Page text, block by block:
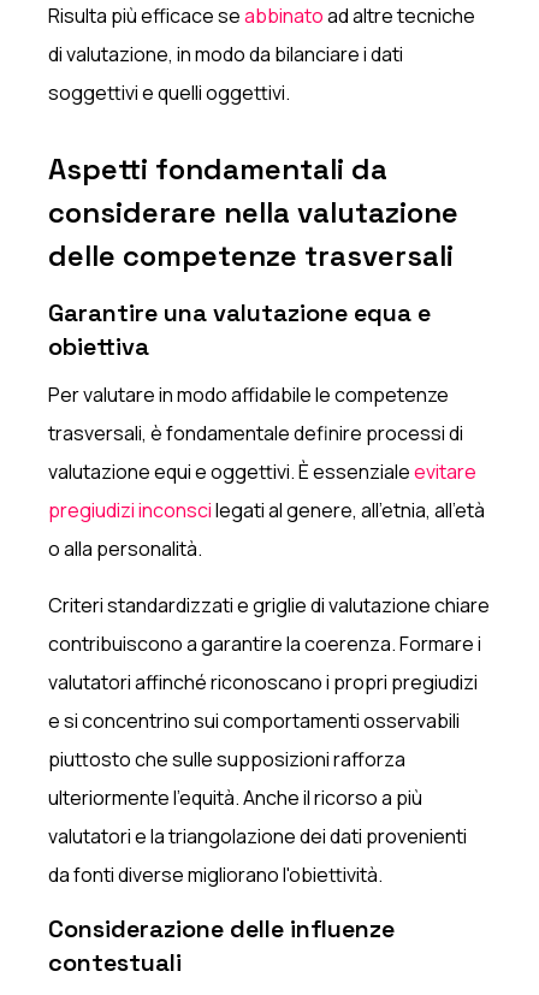
Risulta più efficace seabbinatoad altre tecniche
di valutazione, in modo da bilanciare i dati
soggettivi e quelli oggettivi.
Aspetti fondamentali da
considerare nella valutazione
delle competenze trasversali
Garantire una valutazione equa e
obiettiva
Per valutare in modo affidabile le competenze
trasversali, è fondamentale definire processi di
valutazione equi e oggettivi. È essenzialeevitare
pregiudizi inconscilegati al genere, all'etnia, all'età
o alla personalità.
Criteri standardizzati e griglie di valutazione chiare
contribuiscono a garantire la coerenza. Formare i
valutatori affinché riconoscano i propri pregiudizi
e si concentrino sui comportamenti osservabili
piuttosto che sulle supposizioni rafforza
ulteriormente l'equità. Anche il ricorso a più
valutatori e la triangolazione dei dati provenienti
da fonti diverse migliorano l'obiettività.
Considerazione delle influenze
contestuali